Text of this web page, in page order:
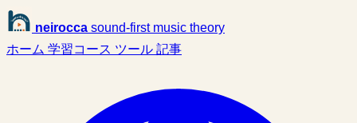
neirocca sound-first music theory
ホーム 学習コース ツール 記事